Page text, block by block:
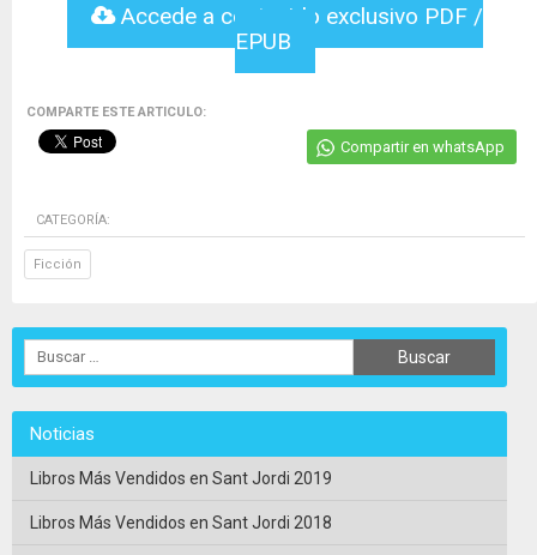
Accede a contenido exclusivo PDF /
EPUB
COMPARTE ESTE ARTICULO:
Compartir en whatsApp
CATEGORÍA:
Ficción
Noticias
Libros Más Vendidos en Sant Jordi 2019
Libros Más Vendidos en Sant Jordi 2018